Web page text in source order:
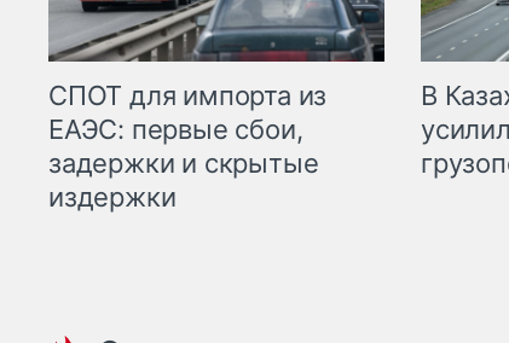
СПОТ для импорта из
ЕАЭС: первые сбои,
задержки и скрытые
издержки
В